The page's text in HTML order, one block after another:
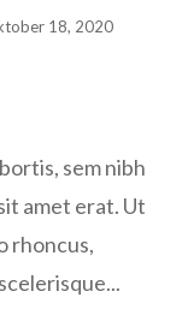
18, 2020
sem nibh
amet erat. Ut
rhoncus,